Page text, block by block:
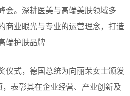
会。深耕医美与高端美肤领域多
商业眼光与专业的运营理念，打造
端护肤品牌
仪式，德国总统为向丽荣女士颁发
，表彰其在企业经营、产业创新及